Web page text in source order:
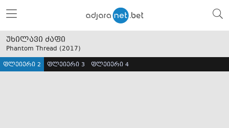
უხილავი ძაფი
Phantom Thread (2017)
ფლეიერი 2 ფლეიერი 3 ფლეიერი 4